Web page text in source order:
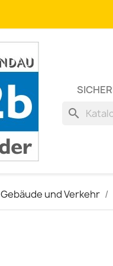
search
Gebäude und Verkehr